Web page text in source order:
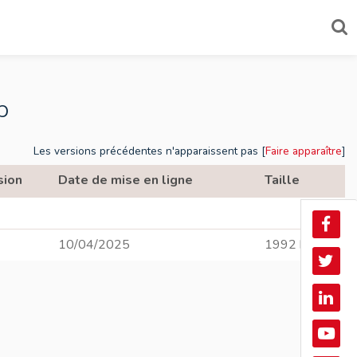
Les versions précédentes n'apparaissent pas [Faire apparaître]
Date de mise en ligne Taille
10/04/2025 1992 kb
In